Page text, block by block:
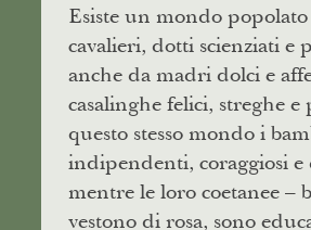
Esiste un mondo
cavalieri, dotti scienziati e
anche da madri dolci e
casalinghe felici, streghe
questo stesso mondo i
indipendenti, coraggiosi e
mentre le loro coetanee –
vestono di rosa, sono